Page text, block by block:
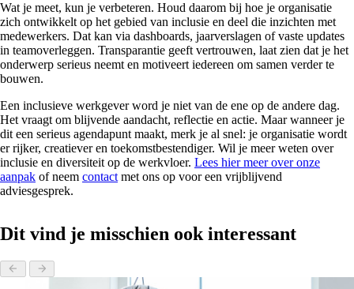
Wat je meet, kun je verbeteren. Houd daarom bij hoe je organisatie
zich ontwikkelt op het gebied van inclusie en deel die inzichten met
medewerkers. Dat kan via dashboards, jaarverslagen of vaste updates
in teamoverleggen. Transparantie geeft vertrouwen, laat zien dat je het
onderwerp serieus neemt en motiveert iedereen om samen verder te
bouwen.
Een inclusieve werkgever word je niet van de ene op de andere dag.
Het vraagt om blijvende aandacht, reflectie en actie. Maar wanneer je
dit een serieus agendapunt maakt, merk je al snel: je organisatie wordt
er rijker, creatiever en toekomstbestendiger. Wil je meer weten over
inclusie en diversiteit op de werkvloer. Lees hier meer over onze
aanpak of neem contact met ons op voor een vrijblijvend
adviesgesprek.
Dit vind je misschien ook interessant